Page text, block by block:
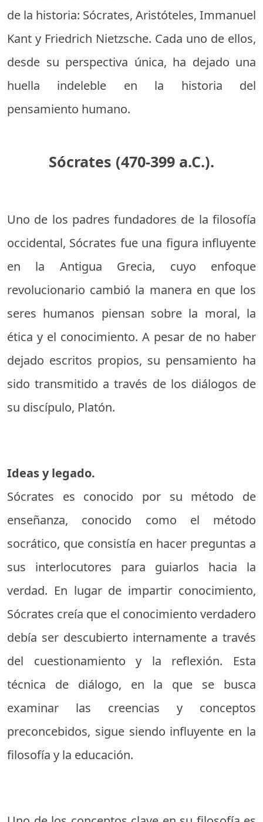
de la historia: Sócrates, Aristóteles, Immanuel
Kant y Friedrich Nietzsche. Cada uno de ellos,
desde su perspectiva única, ha dejado una
huella indeleble en la historia del
pensamiento humano.
Sócrates (470-399 a.C.).
Uno de los padres fundadores de la filosofía
occidental, Sócrates fue una figura influyente
en la Antigua Grecia, cuyo enfoque
revolucionario cambió la manera en que los
seres humanos piensan sobre la moral, la
ética y el conocimiento. A pesar de no haber
dejado escritos propios, su pensamiento ha
sido transmitido a través de los diálogos de
su discípulo, Platón.
Ideas y legado.
Sócrates es conocido por su método de
enseñanza, conocido como el método
socrático, que consistía en hacer preguntas a
sus interlocutores para guiarlos hacia la
verdad. En lugar de impartir conocimiento,
Sócrates creía que el conocimiento verdadero
debía ser descubierto internamente a través
del cuestionamiento y la reflexión. Esta
técnica de diálogo, en la que se busca
examinar las creencias y conceptos
preconcebidos, sigue siendo influyente en la
filosofía y la educación.